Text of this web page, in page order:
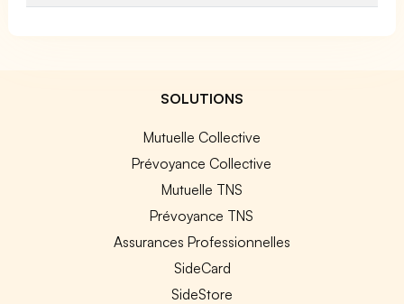
SOLUTIONS
Mutuelle Collective
Prévoyance Collective
Mutuelle TNS
Prévoyance TNS
Assurances Professionnelles
SideCard
SideStore